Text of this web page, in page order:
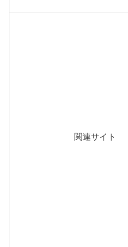
関連サイト